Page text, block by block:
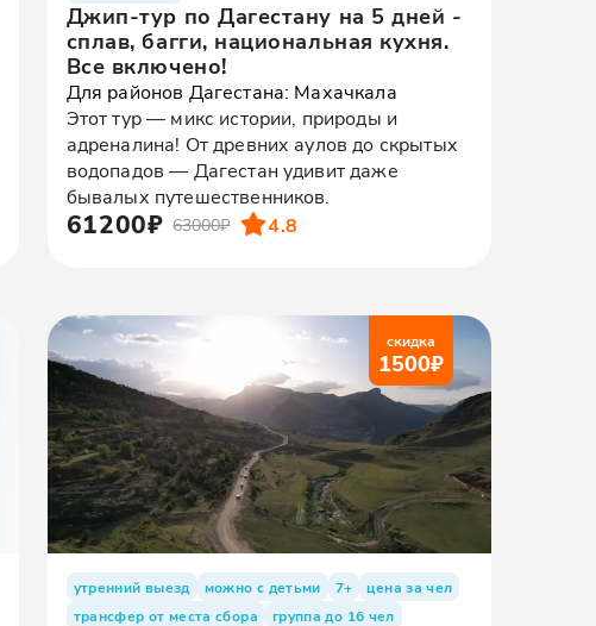
Джип-тур по Дагестану на 5 дней -
сплав, багги, национальная кухня.
Все включено!
Для районов Дагестана: Махачкала
Этот тур — микс истории, природы и
адреналина! От древних аулов до скрытых
водопадов — Дагестан удивит даже
бывалых путешественников.
61200₽ 63000₽ 4.8
скидка
1500₽
утренний выезд можно с детьми 7+
цена за чел
трансфер от места сбора
группа до 16 чел